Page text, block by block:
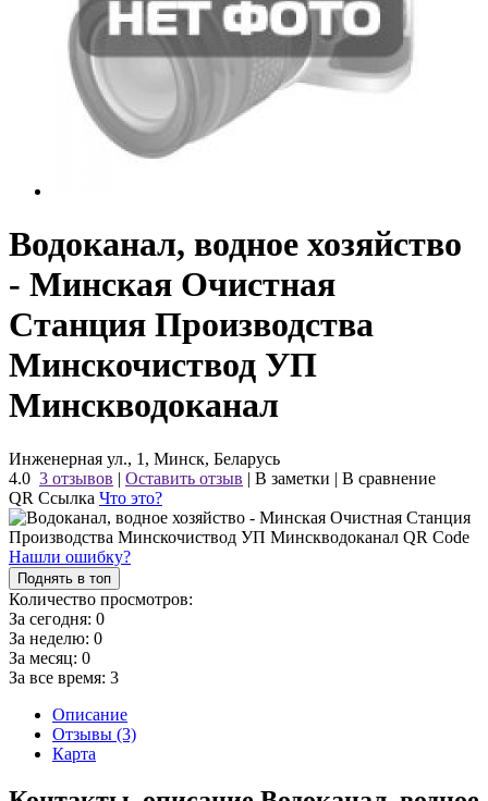
Водоканал, водное хозяйство
- Минская Очистная
Станция Производства
Минскочиствод УП
Минскводоканал
Инженерная ул., 1, Минск, Беларусь
4.0 3 отзывов | Оставить отзыв | В заметки | В сравнение
QR Ссылка Что это?
Нашли ошибку?
Поднять в топ
Количество просмотров:
За сегодня: 0
За неделю: 0
За месяц: 0
За все время: 3
Описание
Отзывы (3)
Карта